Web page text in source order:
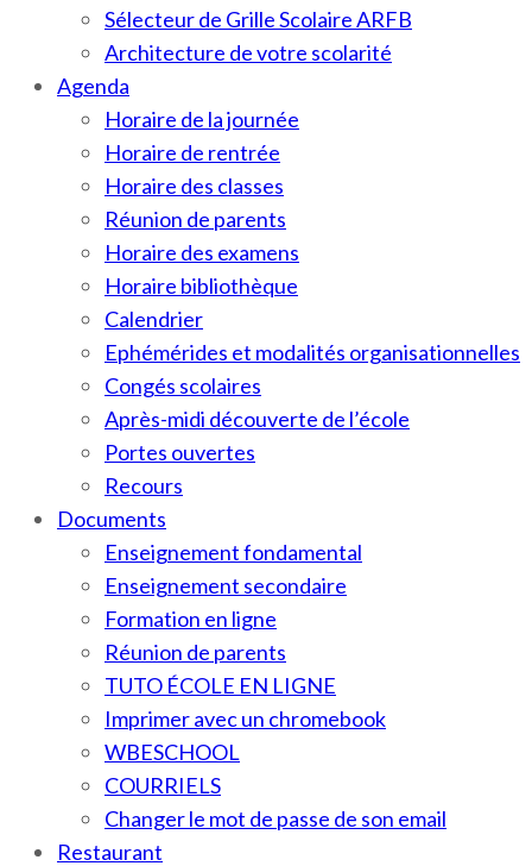
Sélecteur de Grille Scolaire ARFB
Architecture de votre scolarité
Agenda
Horaire de la journée
Horaire de rentrée
Horaire des classes
Réunion de parents
Horaire des examens
Horaire bibliothèque
Calendrier
Ephémérides et modalités organisationnelles
Congés scolaires
Après-midi découverte de l’école
Portes ouvertes
Recours
Documents
Enseignement fondamental
Enseignement secondaire
Formation en ligne
Réunion de parents
TUTO ÉCOLE EN LIGNE
Imprimer avec un chromebook
WBESCHOOL
COURRIELS
Changer le mot de passe de son email
Restaurant